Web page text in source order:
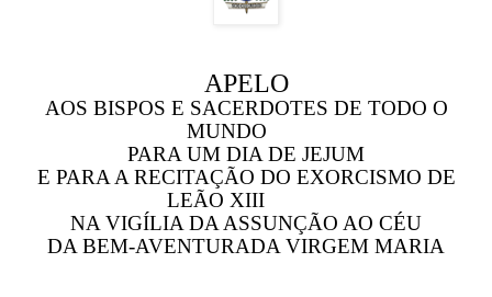
APELO
AOS BISPOS E SACERDOTES DE TODO O
MUNDO
PARA UM DIA DE JEJUM
E PARA A RECITAÇÃO DO EXORCISMO DE
LEÃO XIII
NA VIGÍLIA DA ASSUNÇÃO AO CÉU
DA BEM-AVENTURADA VIRGEM MARIA